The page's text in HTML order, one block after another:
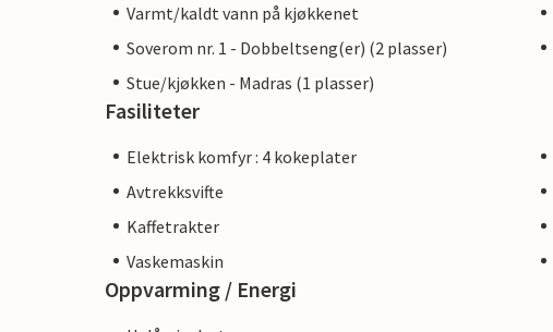
Varmt/kaldt vann på kjøkkenet
Soverom nr. 1 - Dobbeltseng(er) (2 plasser)
Stue/kjøkken - Madras (1 plasser)
Fasiliteter
Elektrisk komfyr : 4 kokeplater
Avtrekksvifte
Kaffetrakter
Vaskemaskin
Oppvarming / Energi